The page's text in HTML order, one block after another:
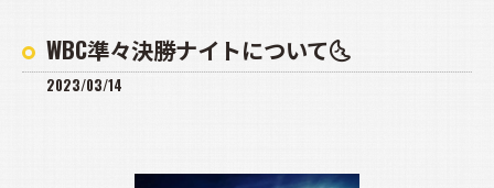
WBC準々決勝ナイトについて🌜️
2023/03/14